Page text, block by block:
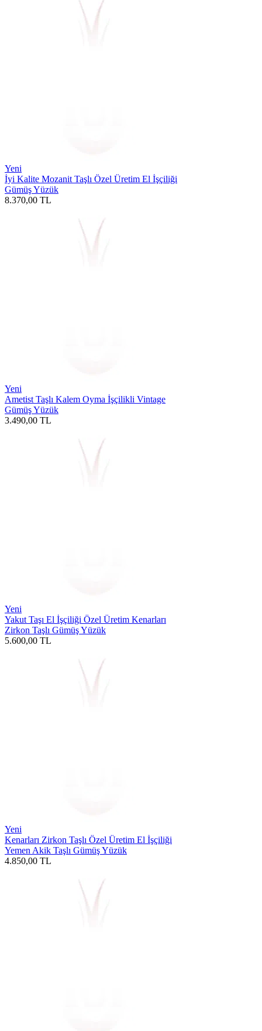
Yeni
İyi Kalite Mozanit Taşlı Özel Üretim El İşçiliği
Gümüş Yüzük
8.370,00 TL
Yeni
Ametist Taşlı Kalem Oyma İşçilikli Vintage
Gümüş Yüzük
3.490,00 TL
Yeni
Yakut Taşı El İşçiliği Özel Üretim Kenarları
Zirkon Taşlı Gümüş Yüzük
5.600,00 TL
Yeni
Kenarları Zirkon Taşlı Özel Üretim El İşçiliği
Yemen Akik Taşlı Gümüş Yüzük
4.850,00 TL